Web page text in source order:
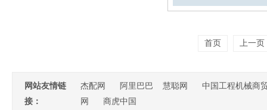
首页 上一页
网站友情链
接：
杰配网 阿里巴巴 慧聪网
中国工程机械商
网
商虎中国